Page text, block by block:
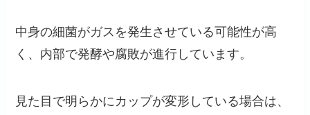
中身の細菌がガスを発生させている可能性が高
く、内部で発酵や腐敗が進行しています。
見た目で明らかにカップが変形している場合は、